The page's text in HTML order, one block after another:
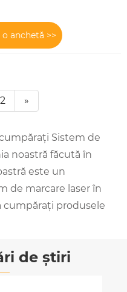
anchetă >>
2 »
Sistem de
noastră făcută în
este un
de marcare laser în
cumpărați produsele
de știri